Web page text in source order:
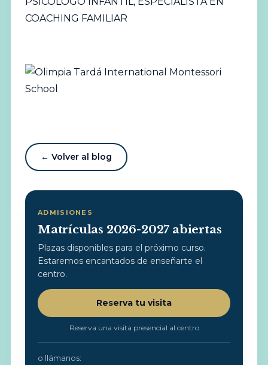
COACHING FAMILIAR
← Volver al blog
ADMISIONES
Matrículas 2026-2027 abiertas
Plazas disponibles para el próximo curso.
Estaremos encantados de enseñarte el
centro.
Reserva tu visita
Reserva una visita presencial al centro
o llámanos: